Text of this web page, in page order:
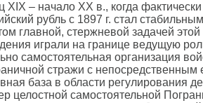
– начало XX в., когда
рубль с 1897 г. стал
главной, стержневой задачей
играли на границе ведущую
самостоятельная организация
стражи с
база в области регулирования
целостной самостоятельной